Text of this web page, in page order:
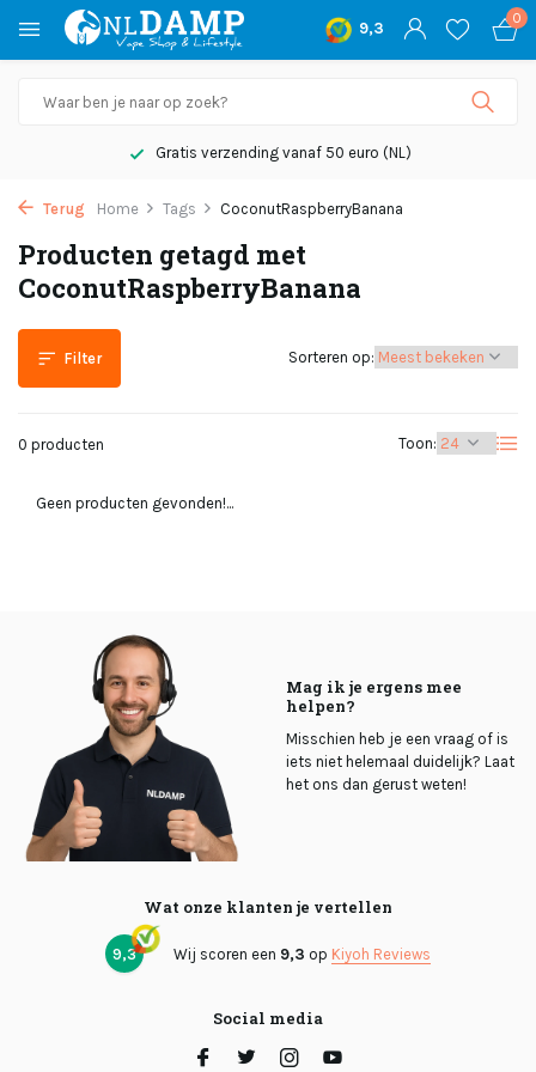
9,3
0
Gratis verzending vanaf 50 euro (NL)
Terug Home Tags CoconutRaspberryBanana
Producten getagd met
CoconutRaspberryBanana
Filter
0 producten Toon:
Sorteren op:
Geen producten gevonden!...
Mag ik je ergens mee
helpen?
Misschien heb je een vraag of is
iets niet helemaal duidelijk? Laat
het ons dan gerust weten!
Wat onze klanten je vertellen
9,3 Wij scoren een 9,3 op Kiyoh Reviews
Social media